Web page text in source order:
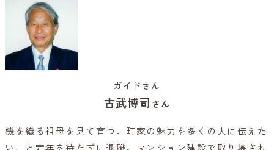
ガイドさん
古武博司 さん
機を織る祖母を見て育つ。町家の魅力を多くの人に伝えた